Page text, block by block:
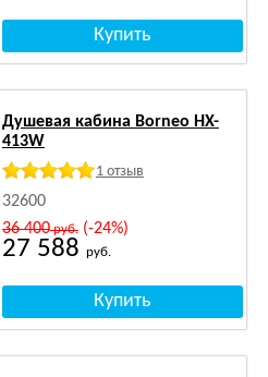
Душевая кабина Borneo HX-
413W
1 отзыв
32600
36 400руб.(-24%)
27 588 руб.